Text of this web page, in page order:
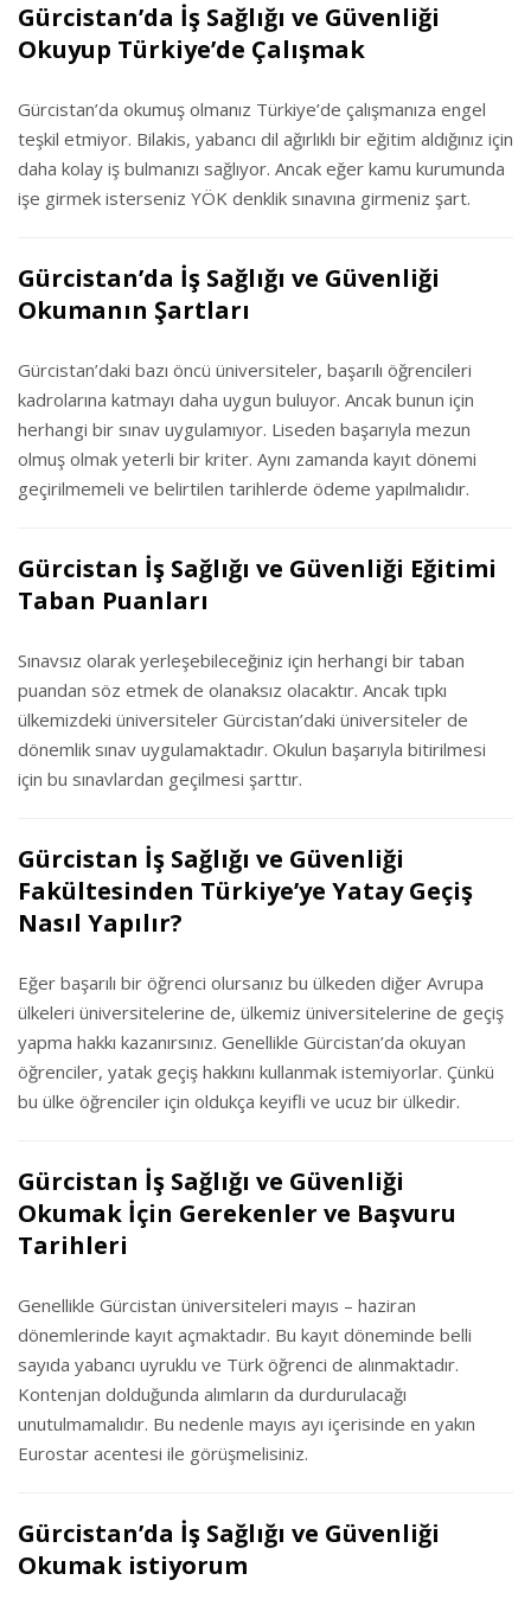
Gürcistan’da İş Sağlığı ve Güvenliği
Okuyup Türkiye’de Çalışmak
Gürcistan’da okumuş olmanız Türkiye’de çalışmanıza engel
teşkil etmiyor. Bilakis, yabancı dil ağırlıklı bir eğitim aldığınız için
daha kolay iş bulmanızı sağlıyor. Ancak eğer kamu kurumunda
işe girmek isterseniz YÖK denklik sınavına girmeniz şart.
Gürcistan’da İş Sağlığı ve Güvenliği
Okumanın Şartları
Gürcistan’daki bazı öncü üniversiteler, başarılı öğrencileri
kadrolarına katmayı daha uygun buluyor. Ancak bunun için
herhangi bir sınav uygulamıyor. Liseden başarıyla mezun
olmuş olmak yeterli bir kriter. Aynı zamanda kayıt dönemi
geçirilmemeli ve belirtilen tarihlerde ödeme yapılmalıdır.
Gürcistan İş Sağlığı ve Güvenliği Eğitimi
Taban Puanları
Sınavsız olarak yerleşebileceğiniz için herhangi bir taban
puandan söz etmek de olanaksız olacaktır. Ancak tıpkı
ülkemizdeki üniversiteler Gürcistan’daki üniversiteler de
dönemlik sınav uygulamaktadır. Okulun başarıyla bitirilmesi
için bu sınavlardan geçilmesi şarttır.
Gürcistan İş Sağlığı ve Güvenliği
Fakültesinden Türkiye’ye Yatay Geçiş
Nasıl Yapılır?
Eğer başarılı bir öğrenci olursanız bu ülkeden diğer Avrupa
ülkeleri üniversitelerine de, ülkemiz üniversitelerine de geçiş
yapma hakkı kazanırsınız. Genellikle Gürcistan’da okuyan
öğrenciler, yatak geçiş hakkını kullanmak istemiyorlar. Çünkü
bu ülke öğrenciler için oldukça keyifli ve ucuz bir ülkedir.
Gürcistan İş Sağlığı ve Güvenliği
Okumak İçin Gerekenler ve Başvuru
Tarihleri
Genellikle Gürcistan üniversiteleri mayıs – haziran
dönemlerinde kayıt açmaktadır. Bu kayıt döneminde belli
sayıda yabancı uyruklu ve Türk öğrenci de alınmaktadır.
Kontenjan dolduğunda alımların da durdurulacağı
unutulmamalıdır. Bu nedenle mayıs ayı içerisinde en yakın
Eurostar acentesi ile görüşmelisiniz.
Gürcistan’da İş Sağlığı ve Güvenliği
Okumak istiyorum